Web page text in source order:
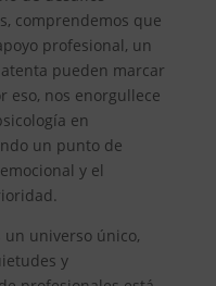
comprendemos que
profesional, un
pueden marcar
eso, nos enorgullece
en
un punto de
y el
un universo único,
y